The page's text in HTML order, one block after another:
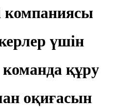
компаниясы
үшін
құру
оқиғасын